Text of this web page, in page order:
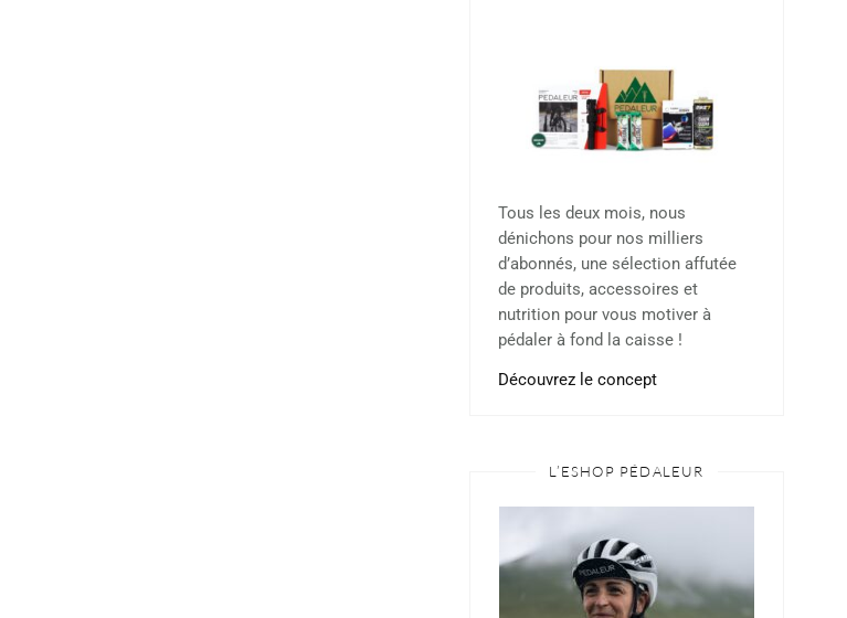
Tous les deux mois, nous
dénichons pour nos milliers
d’abonnés, une sélection affutée
de produits, accessoires et
nutrition pour vous motiver à
pédaler à fond la caisse !
Découvrez le concept
L’ESHOP PÉDALEUR